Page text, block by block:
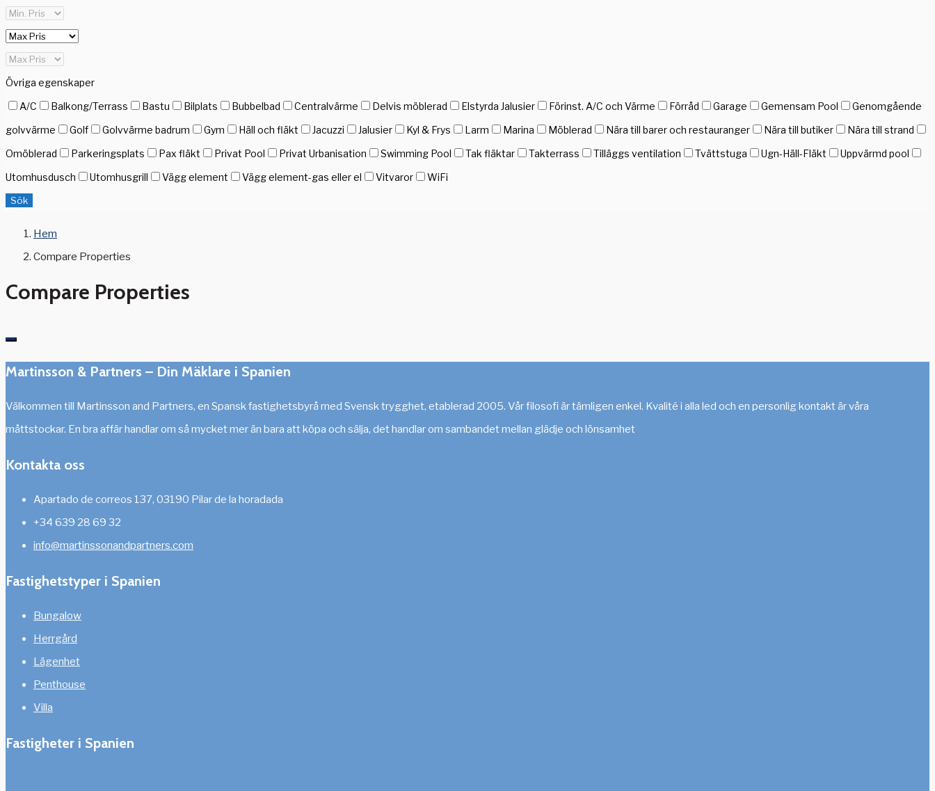
Övriga egenskaper
A/C
Balkong/Terrass Bastu Bilplats Bubbelbad Centralvärme Delvis möblerad Elstyrda Jalusier Förinst. A/C och Värme Förråd Garage Gemensam Pool
Genomgående
golvvärme
Golf Golvvärme badrum Gym Häll och fläkt Jacuzzi Jalusier Kyl & Frys Larm Marina Möblerad Nära till barer och restauranger Nära till butiker
Nära till strand
Omöblerad
Parkeringsplats Pax fläkt Privat Pool Privat Urbanisation Swimming Pool Tak fläktar Takterrass Tilläggs ventilation Tvättstuga Ugn-Häll-Fläkt
Uppvärmd pool
Utomhusdusch
Utomhusgrill Vägg element Vägg element-gas eller el Vitvaror WiFi
Sök
Hem
Compare Properties
Compare Properties
Martinsson & Partners – Din Mäklare i Spanien
Välkommen till Martinsson and Partners, en Spansk fastighetsbyrå med Svensk trygghet, etablerad 2005. Vår filosofi är tämligen enkel. Kvalité i alla led och en personlig kontakt är våra
måttstockar. En bra affär handlar om så mycket mer än bara att köpa och sälja, det handlar om sambandet mellan glädje och lönsamhet
Kontakta oss
Apartado de correos 137, 03190 Pilar de la horadada
+34 639 28 69 32
info@martinssonandpartners.com
Fastighetstyper i Spanien
Bungalow
Herrgård
Lägenhet
Penthouse
Villa
Fastigheter i Spanien